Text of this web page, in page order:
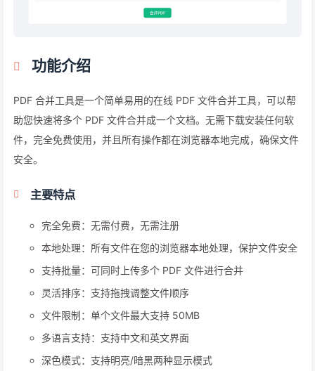
功能介绍
PDF 合并工具是一个简单易用的在线 PDF 文件合并工具，可以帮
助您快速将多个 PDF 文件合并成一个文档。无需下载安装任何软
件，完全免费使用，并且所有操作都在浏览器本地完成，确保文件
安全。
主要特点
完全免费：无需付费，无需注册
本地处理：所有文件在您的浏览器本地处理，保护文件安全
支持批量：可同时上传多个 PDF 文件进行合并
灵活排序：支持拖拽调整文件顺序
文件限制：单个文件最大支持 50MB
多语言支持：支持中文和英文界面
深色模式：支持明亮/暗黑两种显示模式